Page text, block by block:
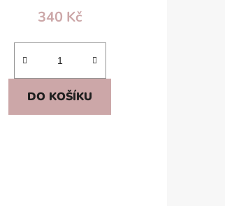
340 Kč
DO KOŠÍKU